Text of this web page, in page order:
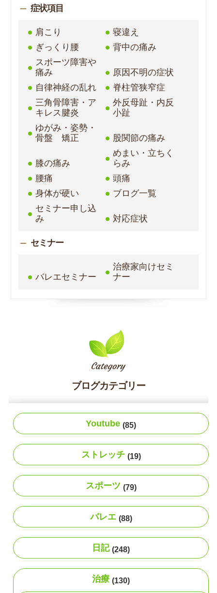
症状項目
肩こり
寝違え
ぎっくり腰
背中の痛み
スポーツ障害や
痛み
原因不明の症状
自律神経の乱れ
脊柱管狭窄症
三角骨障害・ア
キレス腱炎
外反母趾・内反
小趾
ゆがみ・姿勢・
骨盤 矯正
股関節の痛み
膝の痛み
めまい・立ちく
らみ
腰痛
頭痛
身体が硬い
ブログ一覧
セミナー申し込
み
対応症状
セミナー
バレエセミナー
治療家向けセミ
ナー
ブログカテゴリー
Youtube (85)
ストレッチ (19)
スポーツ (79)
バレエ (88)
日記 (248)
治療 (130)